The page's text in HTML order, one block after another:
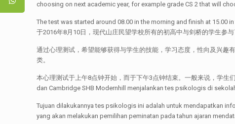
choosing on next academic year, for example grade CS 2 that will
The test was started around 08.00 in the morning and finish at
于2016年8月10日，现代山庄民望学校所有的初高中与剑桥的学生参
通过心理测试，希望能够获得与学生的技能，学习态度，性向及兴趣
类。
本心理测试于上午8点钟开始，而于下午3点钟结束。一般来说，学生
dan Cambridge SHB Modernhill menjalankan tes psikologis di
Tujuan dilakukannya tes psikologis ini adalah untuk mendapatkan
yang akan melakukan pemilihan peminatan pada tahun ajaran